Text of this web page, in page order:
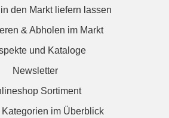
den Markt liefern lassen
& Abholen im Markt
und Kataloge
Newsletter
Sortiment
im Überblick